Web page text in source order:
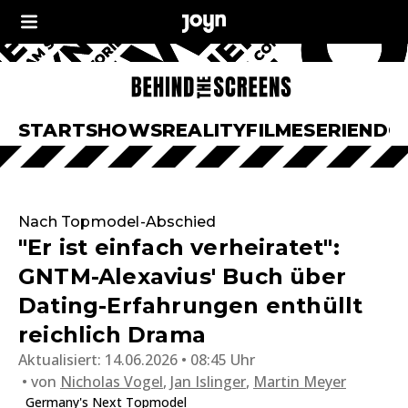
STARTSHOWSREALITYFILMESERIEN
Nach Topmodel-Abschied
"Er ist einfach verheiratet":
GNTM-Alexavius' Buch über
Dating-Erfahrungen enthüllt
reichlich Drama
Aktualisiert: 14.06.2026 • 08:45 Uhr
von Nicholas Vogel, Jan Islinger, Martin Meyer
Germany's Next Topmodel